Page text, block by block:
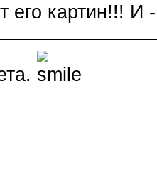
его картин!!! И